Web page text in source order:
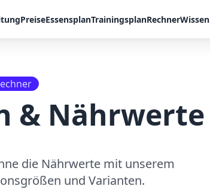
PreiseEssensplanTrainingsplanRechnerWissen
& Nährwerte
die Nährwerte mit unserem
und Varianten.